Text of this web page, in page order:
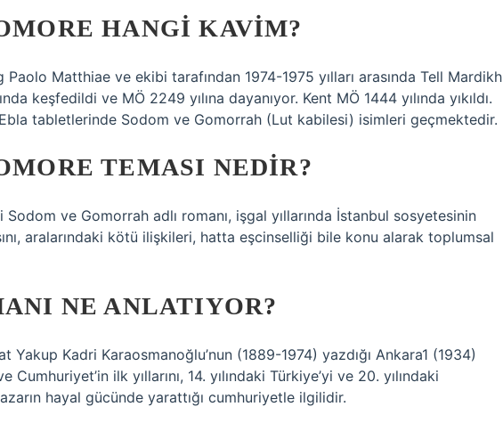
HANGI KAVIM?
Matthiae ve ekibi tarafından 1974-1975 yılları arasında Tell Mardikh
keşfedildi ve MÖ 2249 yılına dayanıyor. Kent MÖ 1444 yılında yıkıldı.
tabletlerinde Sodom ve Gomorrah (Lut kabilesi) isimleri geçmektedir.
TEMASI NEDIR?
Sodom ve Gomorrah adlı romanı, işgal yıllarında İstanbul sosyetesinin
aralarındaki kötü ilişkileri, hatta eşcinselliği bile konu alarak toplumsal
NE ANLATIYOR?
Yakup Kadri Karaosmanoğlu’nun (1889-1974) yazdığı Ankara1 (1934)
Cumhuriyet’in ilk yıllarını, 14. yılındaki Türkiye’yi ve 20. yılındaki
hayal gücünde yarattığı cumhuriyetle ilgilidir.